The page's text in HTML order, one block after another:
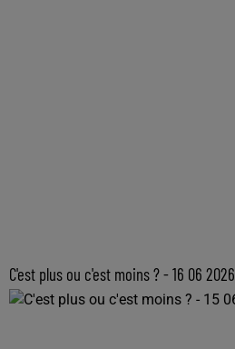
C'est plus ou c'est moins ? - 16 06 2026